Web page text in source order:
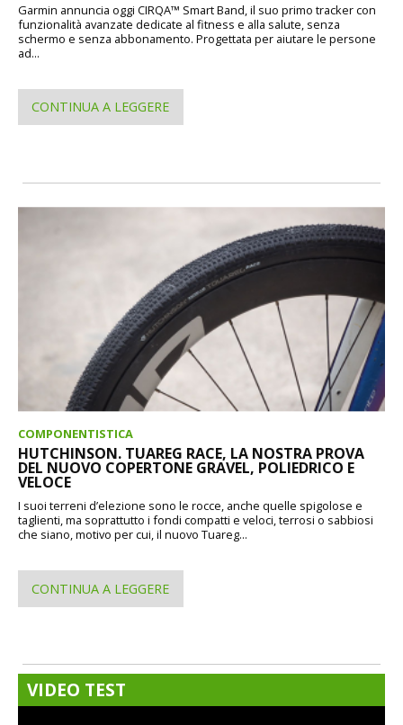
Garmin annuncia oggi CIRQA™ Smart Band, il suo primo tracker con
funzionalità avanzate dedicate al fitness e alla salute, senza
schermo e senza abbonamento. Progettata per aiutare le persone
ad...
CONTINUA A LEGGERE
COMPONENTISTICA
HUTCHINSON. TUAREG RACE, LA NOSTRA PROVA
DEL NUOVO COPERTONE GRAVEL, POLIEDRICO E
VELOCE
I suoi terreni d’elezione sono le rocce, anche quelle spigolose e
taglienti, ma soprattutto i fondi compatti e veloci, terrosi o sabbiosi
che siano, motivo per cui, il nuovo Tuareg...
CONTINUA A LEGGERE
VIDEO TEST